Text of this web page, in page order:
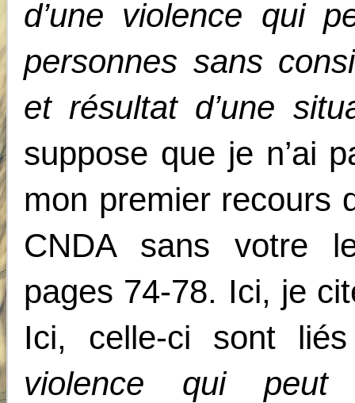
d’une violence qui
personnes sans
et résultat d’une
suppose que je n’ai
mon premier recours
CNDA sans votre
pages 74-78. Ici, je
Ici, celle-ci sont
violence qui peut